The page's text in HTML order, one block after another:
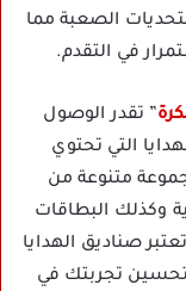
الصعبة مما
في التقدم.
” تقدر الوصول
التي تحتوي
متنوعة من
وكذلك البطاقات
صناديق الهدايا
تجربتك في